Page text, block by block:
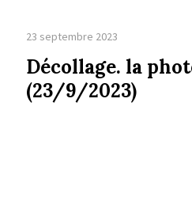
23 septembre 2023
Décollage. la
(23/9/2023)